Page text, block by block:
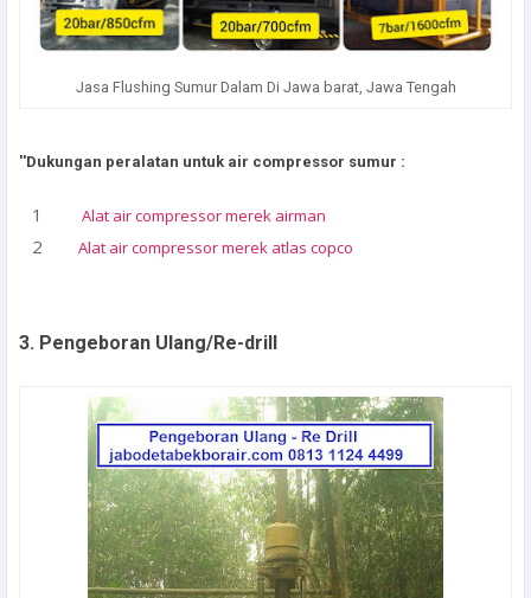
Jasa Flushing Sumur Dalam Di Jawa barat, Jawa Tengah
''Dukungan peralatan untuk air compressor sumur :
Alat air compressor merek airman
Alat air compressor merek atlas copco
3. Pengeboran Ulang/Re-drill